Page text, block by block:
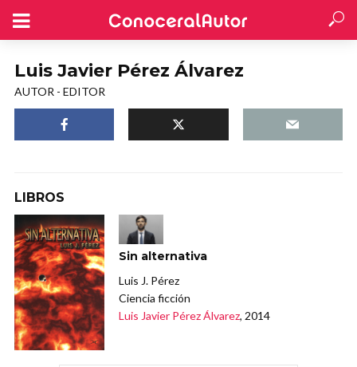
Luis Javier Pérez Álvarez
AUTOR - EDITOR
LIBROS
Sin alternativa
Luis J. Pérez
Ciencia ficción
Luis Javier Pérez Álvarez, 2014